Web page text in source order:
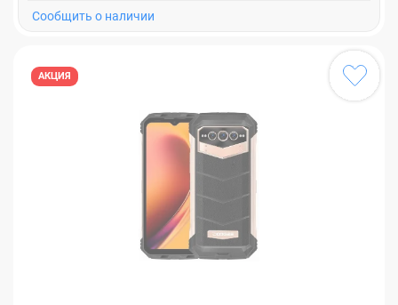
Cообщить о наличии
АКЦИЯ